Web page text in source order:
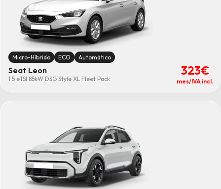
Micro-Híbrido ECO Automático
Seat Leon
1.5 eTSI 85kW DSG Style XL Fleet Pack
323€
mes/IVA incl.